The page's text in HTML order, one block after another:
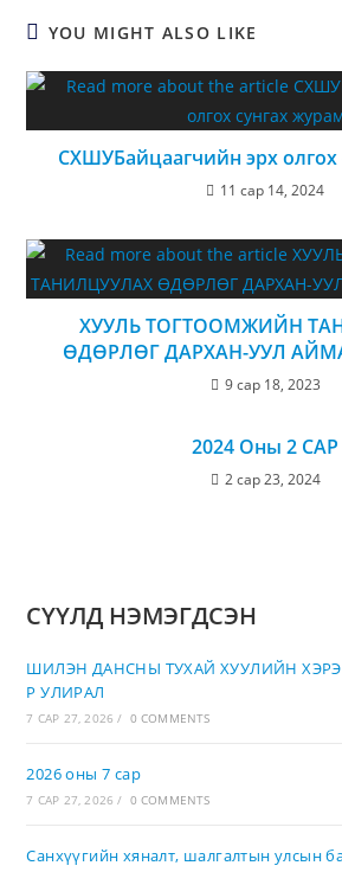
YOU MIGHT ALSO LIKE
СХШУБайцаагчийн эрх олгох
11 сар 14, 2024
ХУУЛЬ ТОГТООМЖИЙН
ӨДӨРЛӨГ ДАРХАН-УУЛ
9 сар 18, 2023
2024 Оны 2 САР
2 сар 23, 2024
СҮҮЛД НЭМЭГДСЭН
ШИЛЭН ДАНСНЫ ТУХАЙ ХУУЛИЙН
Р УЛИРАЛ
7 САР 27, 2026 / 0 COMMENTS
2026 оны 7 сар
7 САР 27, 2026 / 0 COMMENTS
Санхүүгийн хяналт, шалгалтын улсын